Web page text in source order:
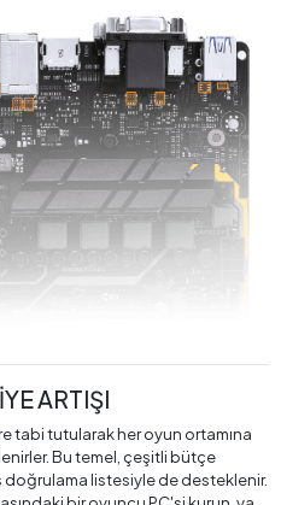
ARTIŞI
tabi tutularak her oyun ortamına
Bu temel, çeşitli bütçe
doğrulama listesiyle de desteklenir.